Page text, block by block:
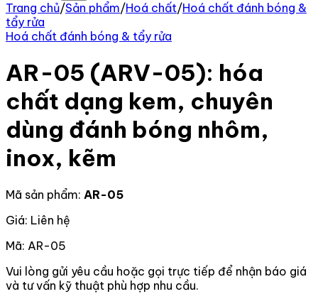
Trang chủ/Sản phẩm/Hoá chất/Hoá chất đánh bóng &
tẩy rửa
Hoá chất đánh bóng & tẩy rửa
AR-05 (ARV-05): hóa
chất dạng kem, chuyên
dùng đánh bóng nhôm,
inox, kẽm
Mã sản phẩm: AR-05
Giá: Liên hệ
Mã: AR-05
Vui lòng gửi yêu cầu hoặc gọi trực tiếp để nhận báo giá
và tư vấn kỹ thuật phù hợp nhu cầu.